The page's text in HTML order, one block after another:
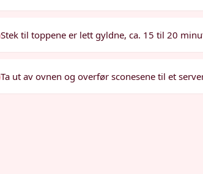
Stek til toppene er lett gyldne, ca. 15 til 20
Ta ut av ovnen og overfør sconesene til et